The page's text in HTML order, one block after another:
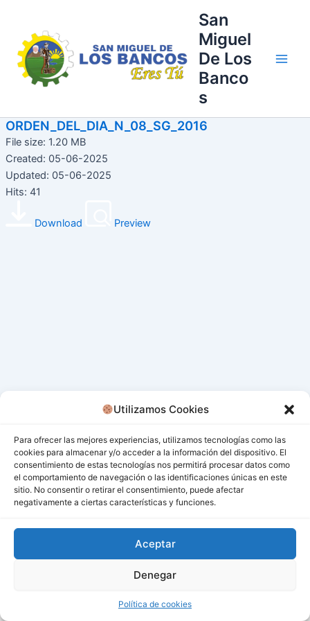
Utilizamos Cookies
Para ofrecer las mejores experiencias, utilizamos tecnologías como las
cookies para almacenar y/o acceder a la información del dispositivo. El
consentimiento de estas tecnologías nos permitirá procesar datos como
el comportamiento de navegación o las identificaciones únicas en este
sitio. No consentir o retirar el consentimiento, puede afectar
negativamente a ciertas características y funciones.
Aceptar
Denegar
Política de cookies
contenido
San
Miguel
De Los
Banco
s
ORDEN_DEL_DIA_N_08_SG_2016
File size: 1.20 MB
Created: 05-06-2025
Updated: 05-06-2025
Hits: 41
Download Preview
Todos los derechos © 2026 San Miguel De Los Bancos |